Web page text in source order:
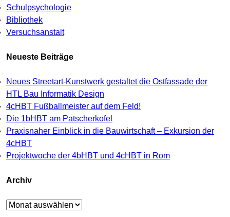
Schulpsychologie
Bibliothek
Versuchsanstalt
Neueste Beiträge
Neues Streetart-Kunstwerk gestaltet die Ostfassade der
HTL Bau Informatik Design
4cHBT Fußballmeister auf dem Feld!
Die 1bHBT am Patscherkofel
Praxisnaher Einblick in die Bauwirtschaft – Exkursion der
4cHBT
Projektwoche der 4bHBT und 4cHBT in Rom
Archiv
Archiv